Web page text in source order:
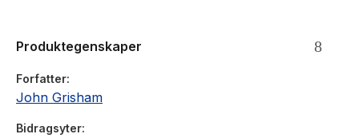
Produktegenskaper
Forfatter
John Grisham
Bidragsyter